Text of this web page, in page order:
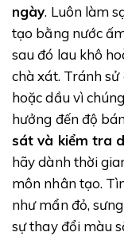
ngày. Luôn làm
tạo bằng nước
sau đó lau khô
chà xát. Tránh
hoặc dầu vì
hưởng đến độ
sát và kiểm tra
hãy dành thời
môn nhân tạo.
như mẩn đỏ,
sự thay đổi màu